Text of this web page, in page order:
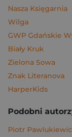
Nasza Księgarnia
Wilga
GWP Gdańskie
Biały Kruk
Zielona Sowa
Znak Literanova
HarperKids
Podobni
Piotr